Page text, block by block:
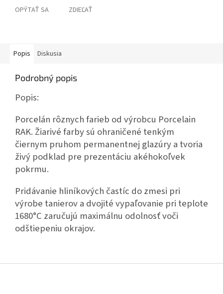
OPÝTAŤ SA ZDIEĽAŤ
Popis Diskusia
Podrobný popis
Popis:
Porcelán rôznych farieb od výrobcu Porcelain
RAK. Žiarivé farby sú ohraničené tenkým
čiernym pruhom permanentnej glazúry a tvoria
živý podklad pre prezentáciu akéhokoľvek
pokrmu.
Pridávanie hliníkových častíc do zmesi pri
výrobe tanierov a dvojité vypaľovanie pri teplote
1680°C zaručujú maximálnu odolnosť voči
odštiepeniu okrajov.